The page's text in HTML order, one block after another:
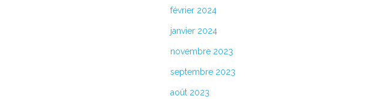
février 2024
janvier 2024
novembre 2023
septembre 2023
août 2023